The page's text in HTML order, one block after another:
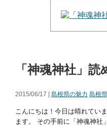
「神魂神社」読
2015/06/17 | 島根県の魅力 島根県
こんにちは！今日は晴れてい
ます。 その手前に「神魂神社